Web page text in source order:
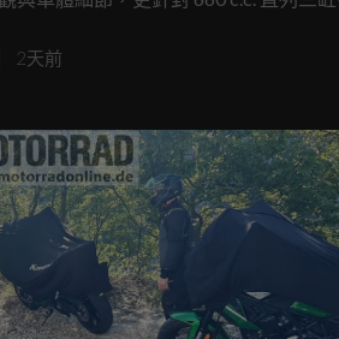
2天前